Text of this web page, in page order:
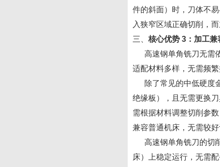
件的斜面）时，刀体不
入狭窄区域正确切削，
三、 核心优势 3：加工兼
高速钢单角铣刀无需
适配材料多样，无需频
除了常见的中低硬度金
绝缘板），且无需更换
需根据材料调整切削参
兼容普通机床，无需较
高速钢单角铣刀的切削
床）上稳定运行，无需